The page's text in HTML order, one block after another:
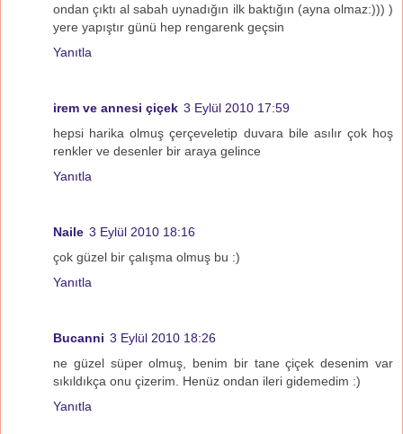
ondan çıktı al sabah uynadığın ilk baktığın (ayna olmaz:))) )
yere yapıştır günü hep rengarenk geçsin
Yanıtla
irem ve annesi çiçek 3 Eylül 2010 17:59
hepsi harika olmuş çerçeveletip duvara bile asılır çok hoş
renkler ve desenler bir araya gelince
Yanıtla
Naile 3 Eylül 2010 18:16
çok güzel bir çalışma olmuş bu :)
Yanıtla
Bucanni 3 Eylül 2010 18:26
ne güzel süper olmuş, benim bir tane çiçek desenim var
sıkıldıkça onu çizerim. Henüz ondan ileri gidemedim :)
Yanıtla